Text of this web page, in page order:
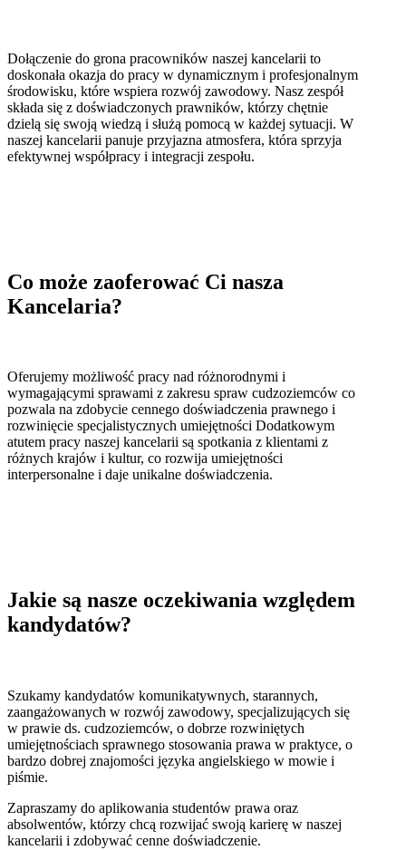
Dołączenie do grona pracowników naszej kancelarii to
doskonała okazja do pracy w dynamicznym i profesjonalnym
środowisku, które wspiera rozwój zawodowy. Nasz zespół
składa się z doświadczonych prawników, którzy chętnie
dzielą się swoją wiedzą i służą pomocą w każdej sytuacji. W
naszej kancelarii panuje przyjazna atmosfera, która sprzyja
efektywnej współpracy i integracji zespołu.
Co może zaoferować Ci nasza
Kancelaria?
Oferujemy możliwość pracy nad różnorodnymi i
wymagającymi sprawami z zakresu spraw cudzoziemców co
pozwala na zdobycie cennego doświadczenia prawnego i
rozwinięcie specjalistycznych umiejętności Dodatkowym
atutem pracy naszej kancelarii są spotkania z klientami z
różnych krajów i kultur, co rozwija umiejętności
interpersonalne i daje unikalne doświadczenia.
Jakie są nasze oczekiwania względem
kandydatów?
Szukamy kandydatów komunikatywnych, starannych,
zaangażowanych w rozwój zawodowy, specjalizujących się
w prawie ds. cudzoziemców, o dobrze rozwiniętych
umiejętnościach sprawnego stosowania prawa w praktyce, o
bardzo dobrej znajomości języka angielskiego w mowie i
piśmie.
Zapraszamy do aplikowania studentów prawa oraz
absolwentów, którzy chcą rozwijać swoją karierę w naszej
kancelarii i zdobywać cenne doświadczenie.